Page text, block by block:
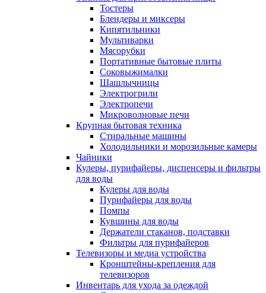
Тостеры
Блендеры и миксеры
Кипятильники
Мультиварки
Мясорубки
Портативные бытовые плиты
Соковыжималки
Шашлычницы
Электрогрили
Электропечи
Микроволновые печи
Крупная бытовая техника
Стиральные машины
Холодильники и морозильные камеры
Чайники
Кулеры, пурифайеры, диспенсеры и фильтры
для воды
Кулеры для воды
Пурифайеры для воды
Помпы
Кувшины для воды
Держатели стаканов, подставки
Фильтры для пурифайеров
Телевизоры и медиа устройства
Кронштейны-крепления для
телевизоров
Инвентарь для ухода за одеждой